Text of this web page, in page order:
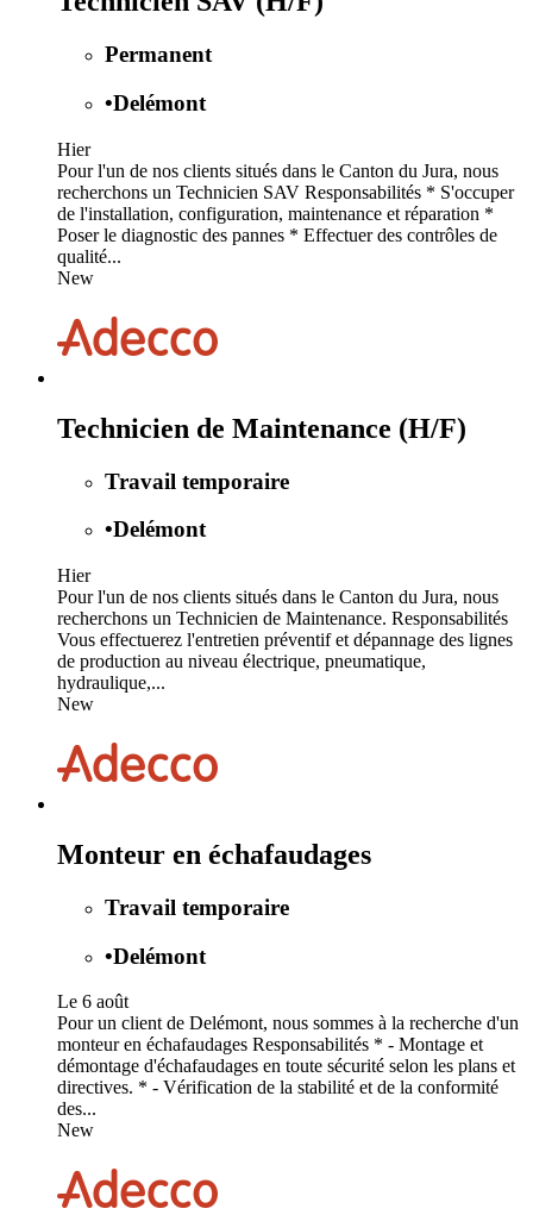
Permanent
•Delémont
Hier
Pour l'un de nos clients situés dans le Canton du Jura, nous
recherchons un Technicien SAV Responsabilités * S'occuper
de l'installation, configuration, maintenance et réparation *
Poser le diagnostic des pannes * Effectuer des contrôles de
qualité...
New
Technicien de Maintenance (H/F)
Travail temporaire
•Delémont
Hier
Pour l'un de nos clients situés dans le Canton du Jura, nous
recherchons un Technicien de Maintenance. Responsabilités
Vous effectuerez l'entretien préventif et dépannage des lignes
de production au niveau électrique, pneumatique,
hydraulique,...
New
Monteur en échafaudages
Travail temporaire
•Delémont
Le 6 août
Pour un client de Delémont, nous sommes à la recherche d'un
monteur en échafaudages Responsabilités * - Montage et
démontage d'échafaudages en toute sécurité selon les plans et
directives. * - Vérification de la stabilité et de la conformité
des...
New